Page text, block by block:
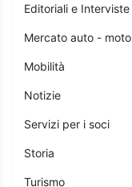
Editoriali e Interviste
Mercato auto - moto
Mobilità
Notizie
Servizi per i soci
Storia
Turismo